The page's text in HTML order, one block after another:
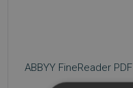
ABBYY FineReader PDF